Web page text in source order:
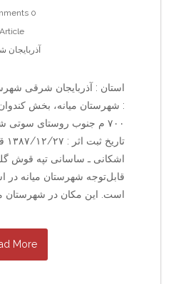
0 comments
Article
آذربایجان
استان : آذربایجان شرقی
: شهرستان میانه، بخش
اشکانی ـ ساسانی تپه قوش
قابل‌توجه شهرستان میانه در
است. این مکان در شهرستان
More